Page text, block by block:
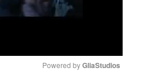
Powered by GliaStudios